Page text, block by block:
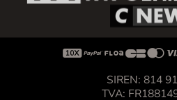

SIREN: 814
TVA: